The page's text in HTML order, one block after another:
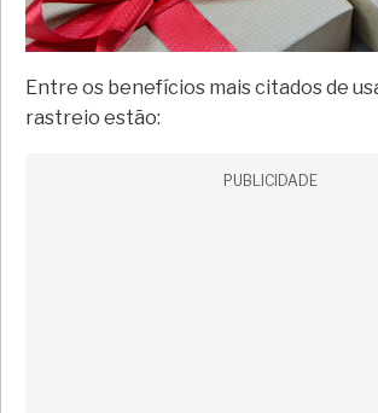
Entre os benefícios mais citados de
rastreio estão:
PUBLICIDADE